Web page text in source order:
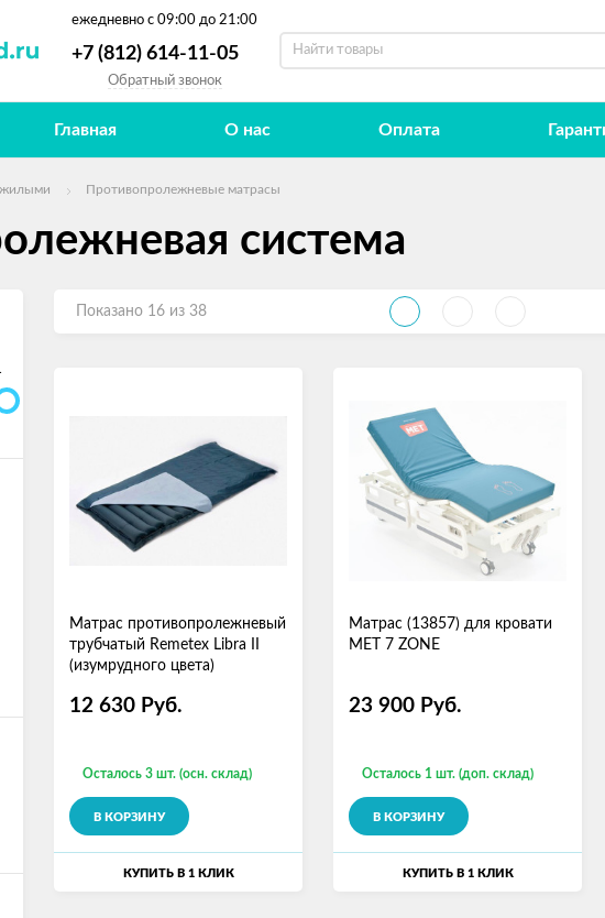
ежедневно с 09:00 до 21:00
+7 (812) 614-11-05
Обратный звонок
Главная О нас Оплата
Противопролежневые матрасы
система
Показано 16 из 38
Матрас противопролежневый
трубчатый Remetex Libra II
(изумрудного цвета)
12 630 Руб.
Осталось 3 шт. (осн. склад)
В КОРЗИНУ
КУПИТЬ В 1 КЛИК
Матрас (13857) для кровати
MET 7 ZONE
23 900 Руб.
Осталось 1 шт. (доп. склад)
В КОРЗИНУ
КУПИТЬ В 1 КЛИК